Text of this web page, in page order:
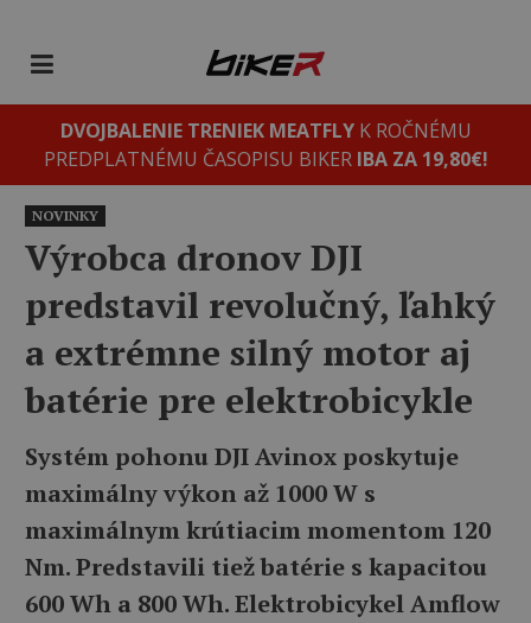
DVOJBALENIE TRENIEK MEATFLYK ROČNÉMU
PREDPLATNÉMU ČASOPISU BIKER IBA ZA 19,80€!
NOVINKY
Výrobca dronov DJI
predstavil revolučný, ľahký
a extrémne silný motor aj
batérie pre elektrobicykle
Systém pohonu DJI Avinox poskytuje
maximálny výkon až 1000 W s
maximálnym krútiacim momentom 120
Nm. Predstavili tiež batérie s kapacitou
600 Wh a 800 Wh. Elektrobicykel Amflow